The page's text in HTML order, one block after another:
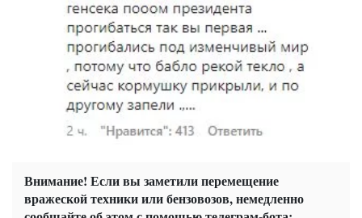
Внимание! Если вы заметили перемещение
вражеской техники или бензовозов, немедленно